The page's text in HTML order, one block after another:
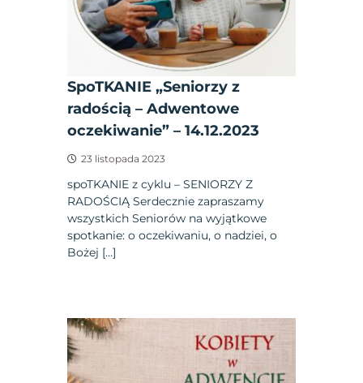
SpoTKANIE „Seniorzy z
radością – Adwentowe
oczekiwanie” – 14.12.2023
23 listopada 2023
spoTKANIE z cyklu – SENIORZY Z
RADOŚCIĄ Serdecznie zapraszamy
wszystkich Seniorów na wyjątkowe
spotkanie: o oczekiwaniu, o nadziei, o
Bożej […]